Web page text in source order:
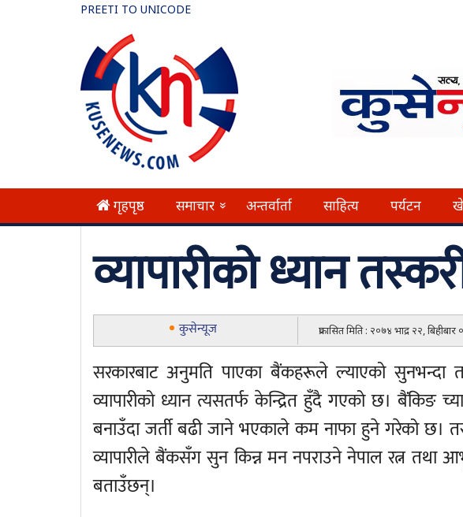
PREETI TO UNICODE
गृहपृष्ठ समाचार » अन्तर्वार्ता साहित्य पर्यटन
व्यापारीको ध्यान
कुसेन्यूज प्रकासित मिति : २०७४ भाद्र २२, बिहीबार
सरकारबाट अनुमति पाएका बैंकहरूले ल्याएको सुनभन्दा
व्यापारीको ध्यान त्यसतर्फ केन्द्रित हुँदै गएको छ। बैंकिङ
बनाउँदा जर्ती बढी जाने भएकाले कम नाफा हुने गरेको छ।
व्यापारीले बैंकसँग सुन किन्न मन नपराउने नेपाल रत्न तथा
बताउँछन्।